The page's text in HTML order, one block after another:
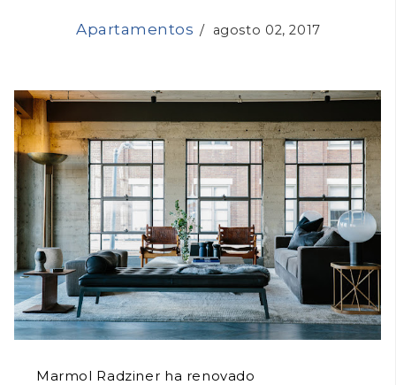
Apartamentos / agosto 02, 2017
Marmol Radziner ha renovado